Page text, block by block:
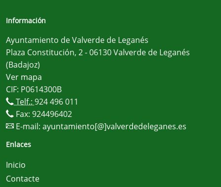
Información
Ayuntamiento de Valverde de Leganés
Plaza Constitución, 2 - 06130 Valverde de Leganés
(Badajoz)
Ver mapa
CIF: P0614300B
Telf.: 924 496 011
Fax: 924496402
E-mail: ayuntamiento[@]valverdedeleganes.es
Enlaces
Inicio
Contacte